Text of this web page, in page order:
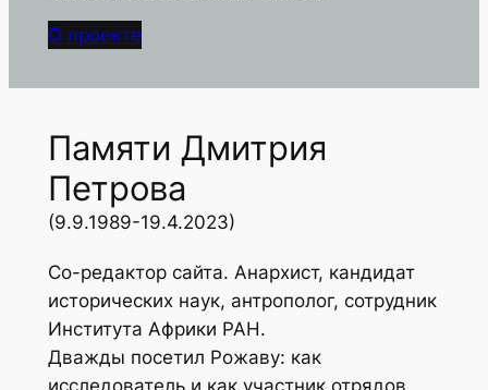
О проекте
Памяти Дмитрия
Петрова
(9.9.1989-19.4.2023)
Со-редактор сайта. Анархист, кандидат
исторических наук, антрополог, сотрудник
Института Африки РАН.
Дважды посетил Рожаву: как
исследователь и как участник отрядов